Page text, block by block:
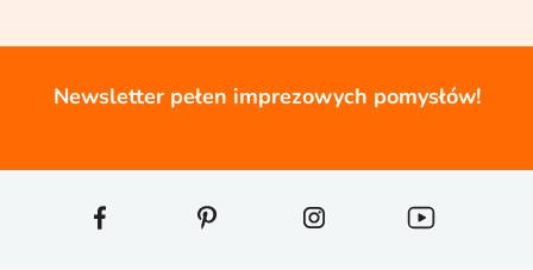
Newsletter pełen imprezowych pomysłów!